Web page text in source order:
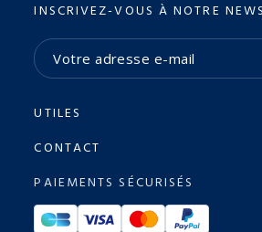
INSCRIVEZ-VOUS À NOTRE
UTILES
CONTACT
PAIEMENTS SÉCURISÉS